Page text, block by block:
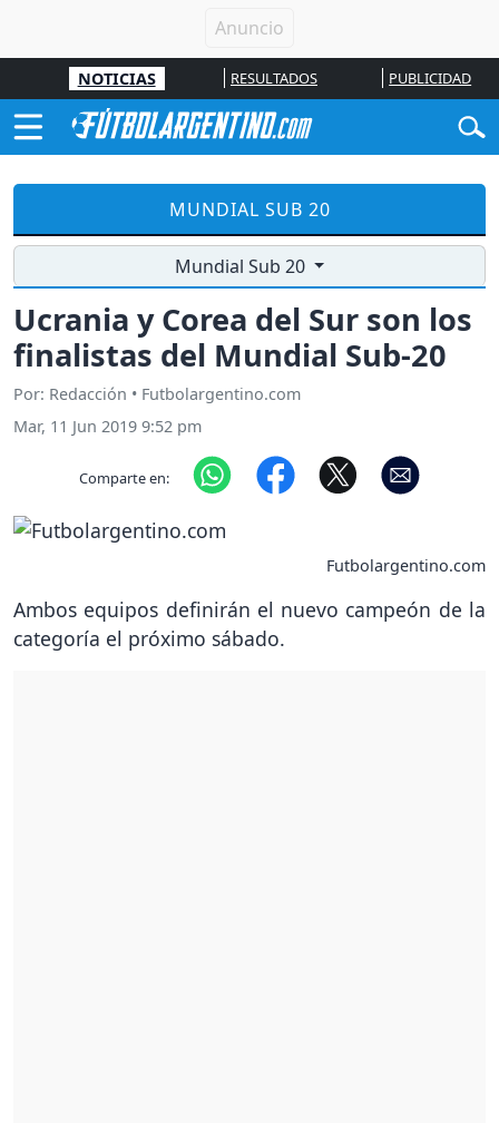
NOTICIAS RESULTADOS PUBLICIDAD
MUNDIAL SUB 20
Mundial Sub 20
Ucrania y Corea del Sur son los
finalistas del Mundial Sub-20
Por: Redacción • Futbolargentino.com
Mar, 11 Jun 2019 9:52 pm
Comparte en:
Futbolargentino.com
Ambos equipos definirán el nuevo campeón de la
categoría el próximo sábado.